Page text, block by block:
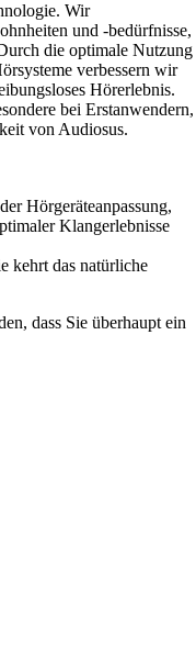
Wir
und -bedürfnisse,
die optimale Nutzung
verbessern wir
Hörerlebnis.
bei Erstanwendern,
von Audiosus.
Hörgeräteanpassung,
Klangerlebnisse
kehrt das natürliche
dass Sie überhaupt ein